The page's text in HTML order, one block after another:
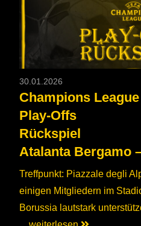
30.01.2026
Champions League
Play-Offs
Rückspiel
Atalanta Bergamo
Treffpunkt: Piazzale degli
einigen Mitgliedern im
Borussia lautstark